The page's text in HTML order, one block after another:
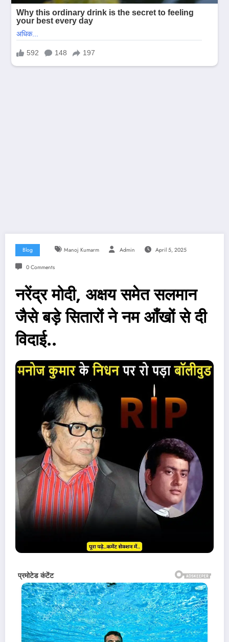
Blog Manoj Kumarm Admin April 5, 2025
0 Comments
नरेंद्र मोदी, अक्षय समेत सलमान
जैसे बड़े सितारों ने नम आँखों से दी
विदाई..